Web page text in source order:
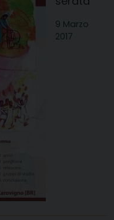
9 Marzo
2017